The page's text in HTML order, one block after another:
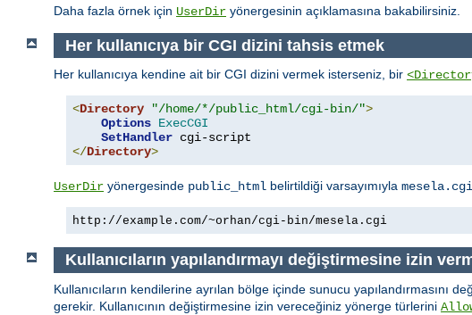
Daha fazla örnek için UserDir yönergesinin açıklamasına bakabilirsiniz.
Her kullanıcıya bir CGI dizini tahsis etmek
Her kullanıcıya kendine ait bir CGI dizini vermek isterseniz, bir
<Directory "/home/*/public_html/cgi-bin/">
Options ExecCGI
SetHandler
</Directory>
UserDir yönergesinde public_html belirtildiği varsayımıyla mesela.cgi
http://example.com/~orhan/cgi-bin/mesela.cgi
Kullanıcıların yapılandırmayı değiştirmesine izin
Kullanıcıların kendilerine ayrılan bölge içinde sunucu yapılandırmasını
gerekir. Kullanıcının değiştirmesine izin vereceğiniz yönerge türlerini